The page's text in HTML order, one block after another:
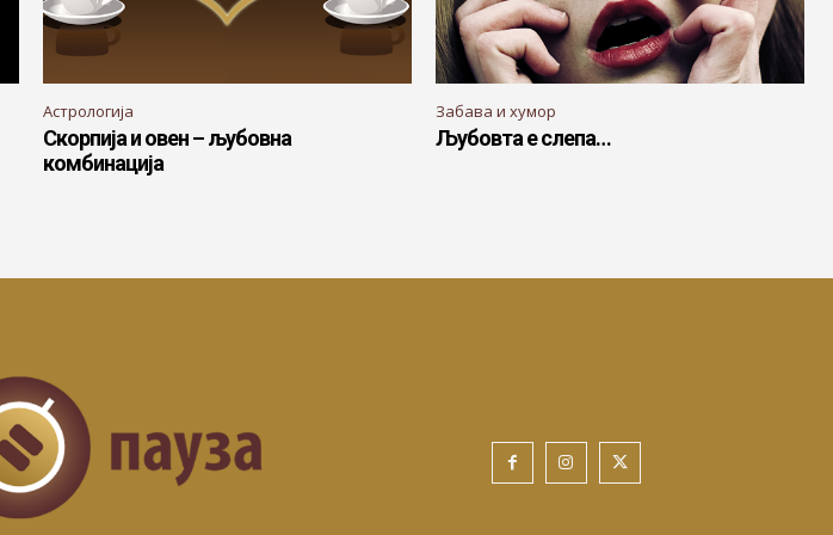
Астрологија
Скорпија и овен – љубовна
комбинација
Забава и хумор
Љубовта е слепа…